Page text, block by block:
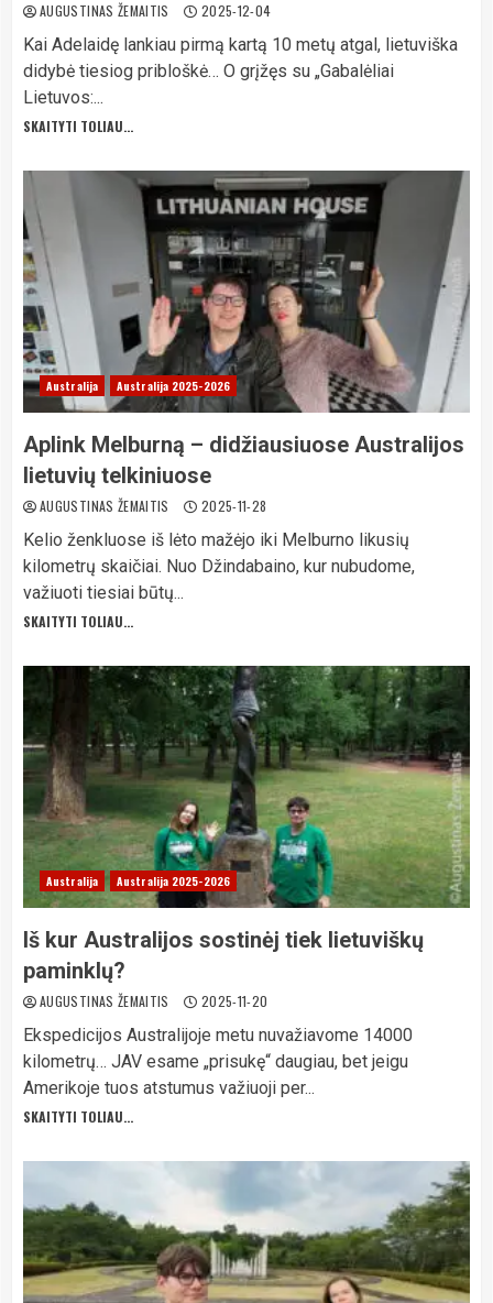
AUGUSTINAS ŽEMAITIS 2025-12-04
Kai Adelaidę lankiau pirmą kartą 10 metų atgal, lietuviška
didybė tiesiog pribloškė… O grįžęs su „Gabalėliai
Lietuvos:...
SKAITYTI TOLIAU...
Australija Australija 2025-2026
Aplink Melburną – didžiausiuose Australijos
lietuvių telkiniuose
AUGUSTINAS ŽEMAITIS 2025-11-28
Kelio ženkluose iš lėto mažėjo iki Melburno likusių
kilometrų skaičiai. Nuo Džindabaino, kur nubudome,
važiuoti tiesiai būtų...
SKAITYTI TOLIAU...
Australija Australija 2025-2026
Iš kur Australijos sostinėj tiek lietuviškų
paminklų?
AUGUSTINAS ŽEMAITIS 2025-11-20
Ekspedicijos Australijoje metu nuvažiavome 14000
kilometrų… JAV esame „prisukę“ daugiau, bet jeigu
Amerikoje tuos atstumus važiuoji per...
SKAITYTI TOLIAU...